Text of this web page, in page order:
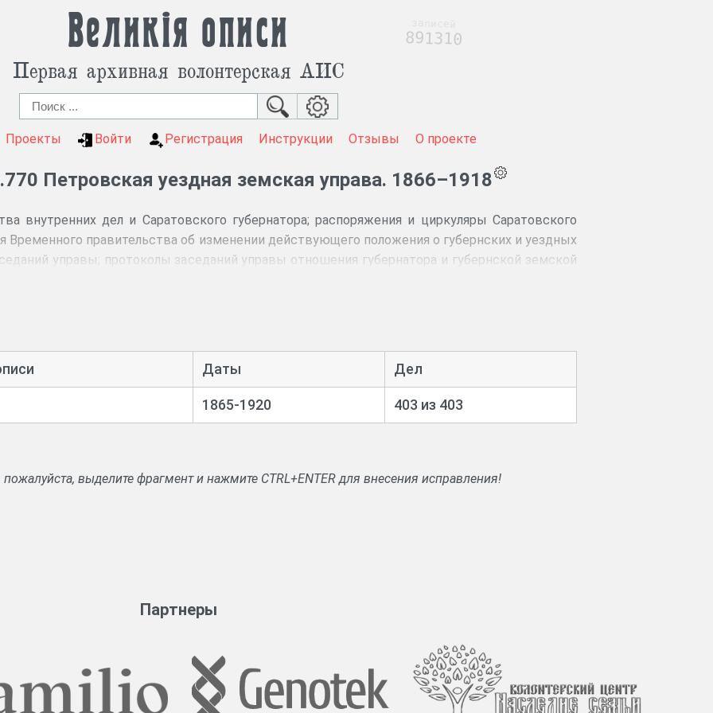
Великія описи
Первая архивная волонтерская АИС
Проекты Войти Регистрация Инструкции Отзывы О проекте
Петровская уездная земская управа. 1866–1918
внутренних дел и Саратовского губернатора; распоряжения и циркуляры Саратовского
Временного правительства об изменении действующего положения о губернских и уездных
управы; протоколы заседаний управы отношения губернатора и губернской земской
гор. банка о выдаче ссуд, бухгалтерский журнал, кассовая книга.
Даты Дел
1865-1920 403 из 403
выделите фрагмент и нажмите CTRL+ENTER для внесения исправления!
Партнеры
891310